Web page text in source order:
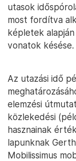
utasok
most fordítva
képletek
vonatok késése.
Az utazási idő
elemzési
közlekedési
hasznainak
lapunknak
Mobilissimus